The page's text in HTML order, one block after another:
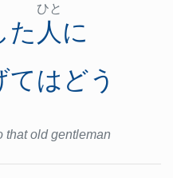
た
ひと
人 に
ては どう
that old gentleman